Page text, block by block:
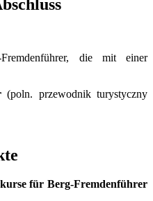
die mit einer
(poln. przewodnik turystyczny
für Berg-Fremdenführer